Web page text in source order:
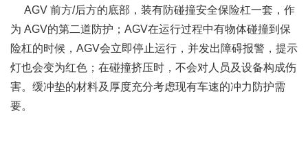
AGV 前方/后方的底部，装有防碰撞安全保险杠一套，作
为 AGV的第二道防护；AGV在运行过程中有物体碰撞到保
险杠的时候，AGV会立即停止运行，并发出障碍报警，提示
灯也会变为红色；在碰撞挤压时，不会对人员及设备构成伤
害。缓冲垫的材料及厚度充分考虑现有车速的冲力防护需
要。